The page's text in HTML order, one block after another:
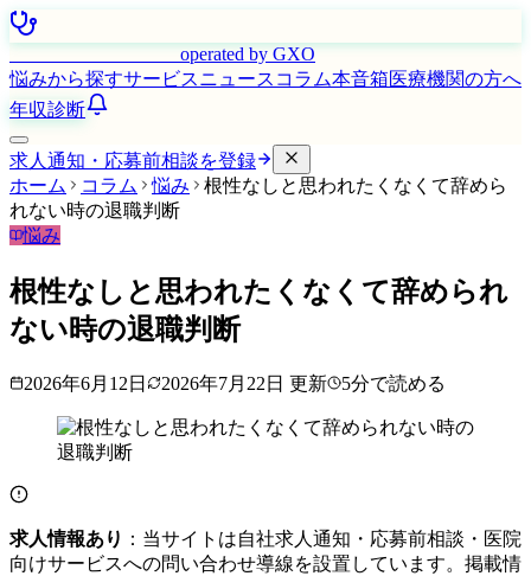
operated by GXO
悩みから探すサービスニュース コラム本音箱医療機関の方へ
年収診断
求人通知・応募前相談を登録
ホーム
コラム 悩み
根性なしと思われたくなくて辞めら
れない時の退職判断
悩み
根性なしと思われたくなくて辞められ
ない時の退職判断
2026年6月12日 2026年7月22日 更新 5分で読める
求人情報あり ：当サイトは自社求人通知・応募前相談・医院
向けサービスへの問い合わせ導線を設置しています。掲載情